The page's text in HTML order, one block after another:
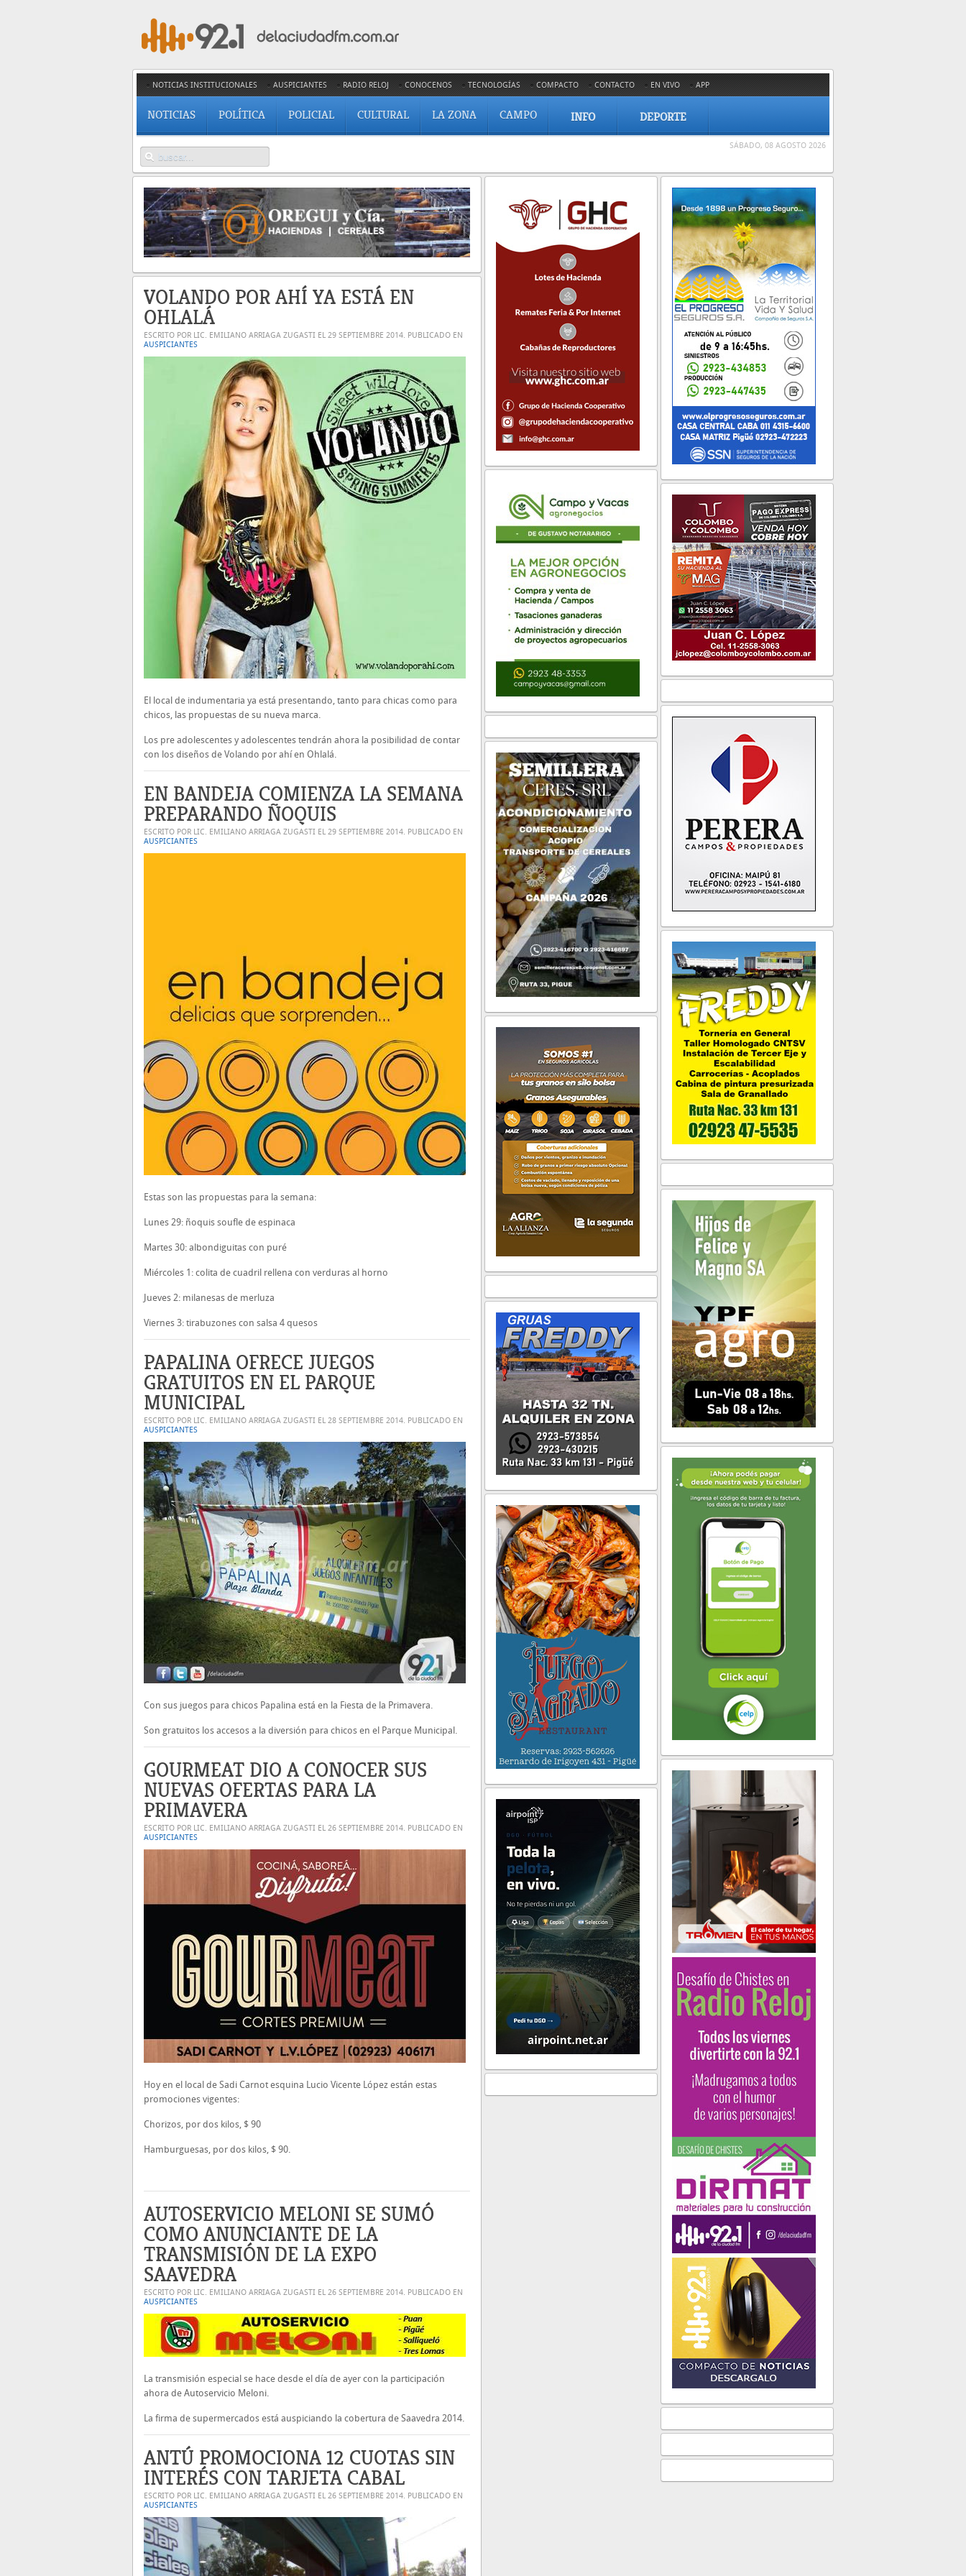
NOTICIAS INSTITUCIONALES AUSPICIANTES RADIO RELOJ CONOCENOS TECNOLOGÍAS COMPACTO CONTACTO EN VIVO APP
NOTICIAS POLÍTICA POLICIAL CULTURAL LA ZONA CAMPO INFO DEPORTE
SÁBADO, 08 AGOSTO 2026
VOLANDO POR AHÍ YA ESTÁ EN
OHLALÁ
ESCRITO POR LIC. EMILIANO ARRIAGA ZUGASTI EL 29 SEPTIEMBRE 2014. PUBLICADO EN
AUSPICIANTES
El local de indumentaria ya está presentando, tanto para chicas como para
chicos, las propuestas de su nueva marca.
Los pre adolescentes y adolescentes tendrán ahora la posibilidad de contar
con los diseños de Volando por ahí en Ohlalá.
EN BANDEJA COMIENZA LA SEMANA
PREPARANDO ÑOQUIS
ESCRITO POR LIC. EMILIANO ARRIAGA ZUGASTI EL 29 SEPTIEMBRE 2014. PUBLICADO EN
AUSPICIANTES
Estas son las propuestas para la semana:
Lunes 29: ñoquis soufle de espinaca
Martes 30: albondiguitas con puré
Miércoles 1: colita de cuadril rellena con verduras al horno
Jueves 2: milanesas de merluza
Viernes 3: tirabuzones con salsa 4 quesos
PAPALINA OFRECE JUEGOS
GRATUITOS EN EL PARQUE
MUNICIPAL
ESCRITO POR LIC. EMILIANO ARRIAGA ZUGASTI EL 28 SEPTIEMBRE 2014. PUBLICADO EN
AUSPICIANTES
Con sus juegos para chicos Papalina está en la Fiesta de la Primavera.
Son gratuitos los accesos a la diversión para chicos en el Parque Municipal.
GOURMEAT DIO A CONOCER SUS
NUEVAS OFERTAS PARA LA
PRIMAVERA
ESCRITO POR LIC. EMILIANO ARRIAGA ZUGASTI EL 26 SEPTIEMBRE 2014. PUBLICADO EN
AUSPICIANTES
Hoy en el local de Sadi Carnot esquina Lucio Vicente López están estas
promociones vigentes:
Chorizos, por dos kilos, $ 90
Hamburguesas, por dos kilos, $ 90.
AUTOSERVICIO MELONI SE SUMÓ
COMO ANUNCIANTE DE LA
TRANSMISIÓN DE LA EXPO
SAAVEDRA
ESCRITO POR LIC. EMILIANO ARRIAGA ZUGASTI EL 26 SEPTIEMBRE 2014. PUBLICADO EN
AUSPICIANTES
La transmisión especial se hace desde el día de ayer con la participación
ahora de Autoservicio Meloni.
La firma de supermercados está auspiciando la cobertura de Saavedra 2014.
ANTÚ PROMOCIONA 12 CUOTAS SIN
INTERÉS CON TARJETA CABAL
ESCRITO POR LIC. EMILIANO ARRIAGA ZUGASTI EL 26 SEPTIEMBRE 2014. PUBLICADO EN
AUSPICIANTES